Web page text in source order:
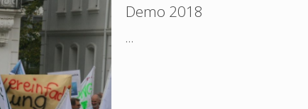
Demo 2018
…